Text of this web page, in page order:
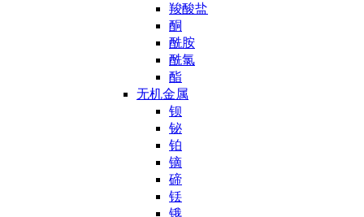
羧酸盐
酮
酰胺
酰氯
酯
无机金属
钡
铋
铂
镝
碲
铥
锇